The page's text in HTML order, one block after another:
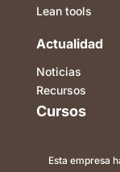
Lean tools
Actualidad
Noticias
Recursos
Cursos
Esta empresa